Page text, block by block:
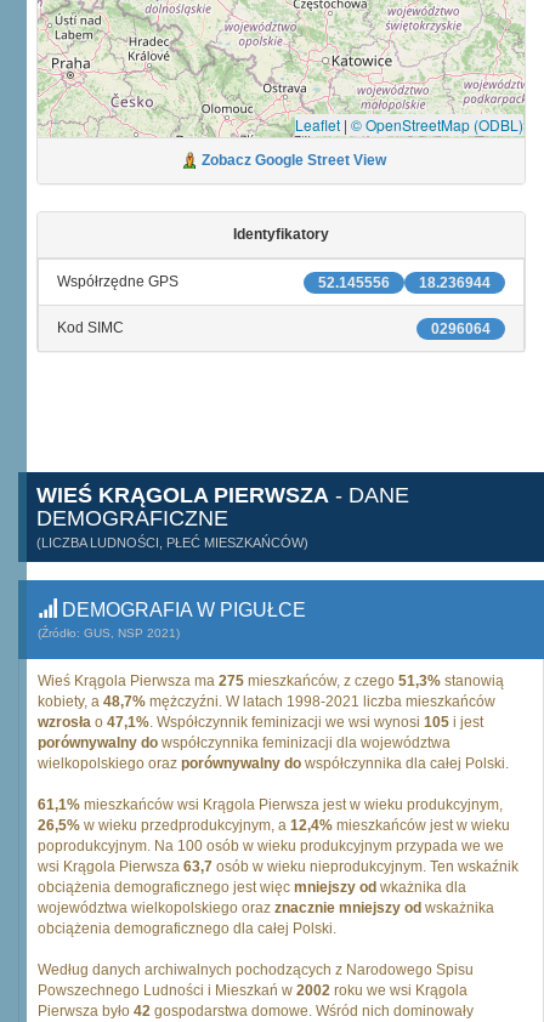
Leaflet | © OpenStreetMap (ODBL)
Zobacz Google Street View
Identyfikatory
18.236944
52.145556
Współrzędne GPS
0296064
Kod SIMC
WIEŚ KRĄGOLA PIERWSZA - DANE
DEMOGRAFICZNE
(LICZBA LUDNOŚCI, PŁEĆ MIESZKAŃCÓW)
DEMOGRAFIA W PIGUŁCE
(Źródło: GUS, NSP 2021)
Wieś Krągola Pierwsza ma 275 mieszkańców, z czego 51,3% stanowią
kobiety, a 48,7% mężczyźni. W latach 1998-2021 liczba mieszkańców
wzrosła o 47,1%. Współczynnik feminizacji we wsi wynosi 105 i jest
porównywalny do współczynnika feminizacji dla województwa
wielkopolskiego oraz porównywalny do współczynnika dla całej Polski.
61,1% mieszkańców wsi Krągola Pierwsza jest w wieku produkcyjnym,
26,5% w wieku przedprodukcyjnym, a 12,4% mieszkańców jest w wieku
poprodukcyjnym. Na 100 osób w wieku produkcyjnym przypada we we
wsi Krągola Pierwsza 63,7 osób w wieku nieprodukcyjnym. Ten wskaźnik
obciążenia demograficznego jest więc mniejszy od wkażnika dla
województwa wielkopolskiego oraz znacznie mniejszy od wskażnika
obciążenia demograficznego dla całej Polski.
Według danych archiwalnych pochodzących z Narodowego Spisu
Powszechnego Ludności i Mieszkań w 2002 roku we wsi Krągola
Pierwsza było 42 gospodarstwa domowe. Wśród nich dominowały